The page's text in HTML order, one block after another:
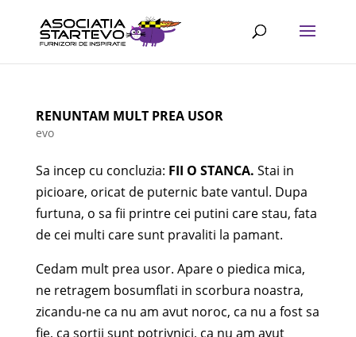
RENUNTAM MULT PREA USOR
evo
Sa incep cu concluzia: FII O STANCA. Stai in
picioare, oricat de puternic bate vantul. Dupa
furtuna, o sa fii printre cei putini care stau, fata
de cei multi care sunt pravaliti la pamant.
Cedam mult prea usor. Apare o piedica mica,
ne retragem bosumflati in scorbura noastra,
zicandu-ne ca nu am avut noroc, ca nu a fost sa
fie, ca sortii sunt potrivnici, ca nu am avut